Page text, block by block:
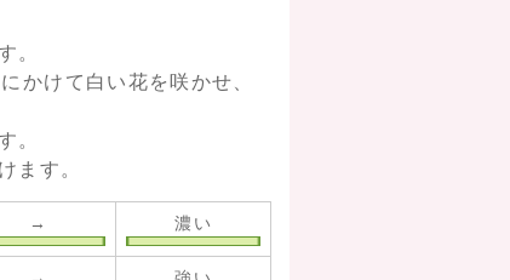
。
かけて白い花を咲かせ、
。
ます。
→ 濃い